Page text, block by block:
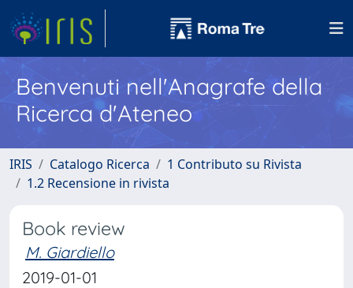
Benvenuti nell'Anagrafe della
Ricerca d'Ateneo
IRIS Catalogo Ricerca
1 Contributo su Rivista
1.2 Recensione in rivista
Book review
M. Giardiello
2019-01-01